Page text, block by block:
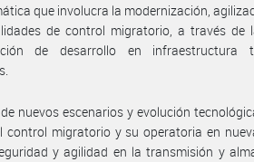
que involucra la modernización,
de control migratorio, a través de
de desarrollo en infraestructura
nuevos escenarios y evolución
migratorio y su operatoria en
y agilidad en la transmisión y